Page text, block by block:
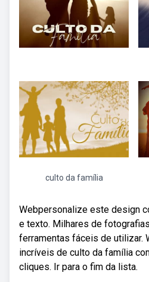
culto da família
Webpersonalize este design
e texto. Milhares de
ferramentas fáceis de utilizar.
incríveis de culto da família
cliques. Ir para o fim da lista.